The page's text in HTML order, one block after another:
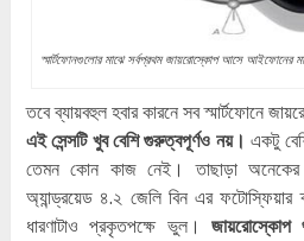
স্মার্টফোনগুলোর মাঝে সর্বপ্রথম জায়রোস্কোপ আসে আইফোনের
তবে ব্যায়বহুল হবার কারনে সব স্মার্টফোনে
এই সেন্সটি খুব বেশি গুরুত্বপূর্ণও নয়। একটু
তেমন কোন কাজ নেই। তাছাড়া অনেকের
অ্যান্ড্রয়েড ৪.২ জেলি বিন এর ফটোস্ফিয়ার
ধারণাটাও প্রকৃতপক্ষে ভুল। জায়রোস্কোপ